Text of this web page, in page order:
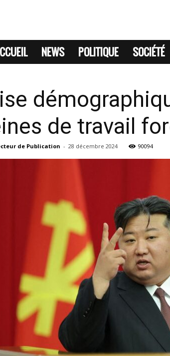
NEWS POLITIQUE SOCIÉTÉ
de travail
de Publication - 28 décembre 2024 90094